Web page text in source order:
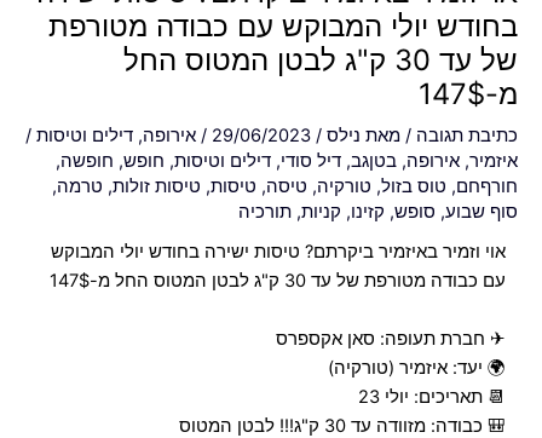
בחודש יולי המבוקש עם כבודה מטורפת
של עד 30 ק"ג לבטן המטוס החל
מ-147$
כתיבת תגובה / מאת נילס /
29/06/2023
/ אירופה, דילים וטיסות /
איזמיר, אירופה, בטןגב, דיל סודי, דילים וטיסות, חופש, חופשה,
חורףחם, טוס בזול, טורקיה, טיסה, טיסות, טיסות זולות, טרמה,
סוף שבוע, סופש, קזינו, קניות, תורכיה
אוי וזמיר באיזמיר ביקרתם? טיסות ישירה בחודש יולי המבוקש
עם כבודה מטורפת של עד 30 ק"ג לבטן המטוס החל מ-147$
✈ חברת תעופה: סאן אקספרס
🌍 יעד: איזמיר (טורקיה)
📆 תאריכים: יולי 23
🎒 כבודה: מזוודה עד 30 ק"ג!!! לבטן המטוס